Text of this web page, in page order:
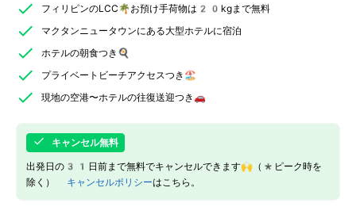
フィリピンのLCC🌴お預け手荷物は20kgまで無料
マクタンニュータウンにある大型ホテルに宿泊
ホテルの朝食つき🍳
プライベートビーチアクセスつき🏖️
現地の空港〜ホテルの往復送迎つき🚗
キャンセル無料
出発日の31日前まで無料でキャンセルできます🙌（*ピーク時を
除く） キャンセルポリシーはこちら。